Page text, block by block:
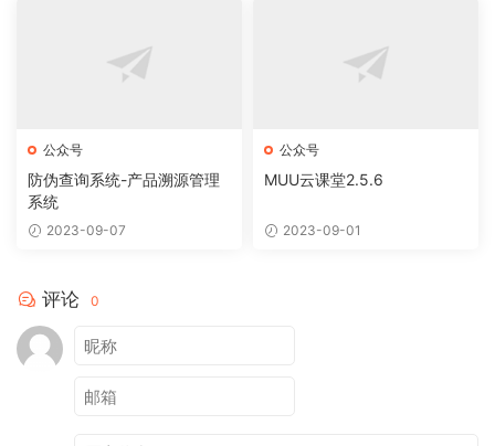
公众号
防伪查询系统-产品溯源管理
系统
2023-09-07
公众号
MUU云课堂2.5.6
2023-09-01
评论 0